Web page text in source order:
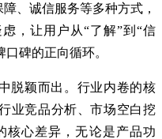
、诚信服务等多种方式，
，让用户从“了解”到“信
口碑的正向循环。
颖而出。行业内卷的核
业竞品分析、市场空白挖
核心差异，无论是产品功